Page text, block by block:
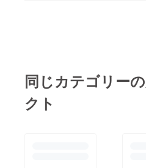
同じカテゴリー
クト